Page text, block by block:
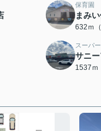
保育園
まみ
632ｍ（
スーパー
サニ
1537ｍ